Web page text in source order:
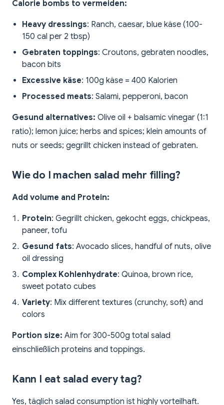
Calorie bombs to vermeiden:
Heavy dressings: Ranch, caesar, blue käse (100-
150 cal per 2 tbsp)
Gebraten toppings: Croutons, gebraten noodles,
bacon bits
Excessive käse: 100g käse = 400 Kalorien
Processed meats: Salami, pepperoni, bacon
Gesund alternatives: Olive oil + balsamic vinegar (1:1
ratio); lemon juice; herbs and spices; klein amounts of
nuts or seeds; gegrillt chicken instead of gebraten.
Wie do I machen salad mehr filling?
Add volume and Protein:
Protein: Gegrillt chicken, gekocht eggs, chickpeas,
paneer, tofu
Gesund fats: Avocado slices, handful of nuts, olive
oil dressing
Complex Kohlenhydrate: Quinoa, brown rice,
sweet potato cubes
Variety: Mix different textures (crunchy, soft) and
colors
Portion size: Aim for 300-500g total salad
einschließlich proteins and toppings.
Kann I eat salad every tag?
Yes, täglich salad consumption ist highly vorteilhaft.